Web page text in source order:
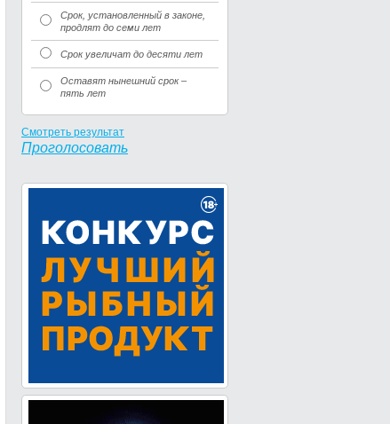
Срок, установленный в законе,
продлят до семи лет
Срок увеличат до десяти лет
Оставят нынешний срок –
пять лет
Смотреть результат
Проголосовать